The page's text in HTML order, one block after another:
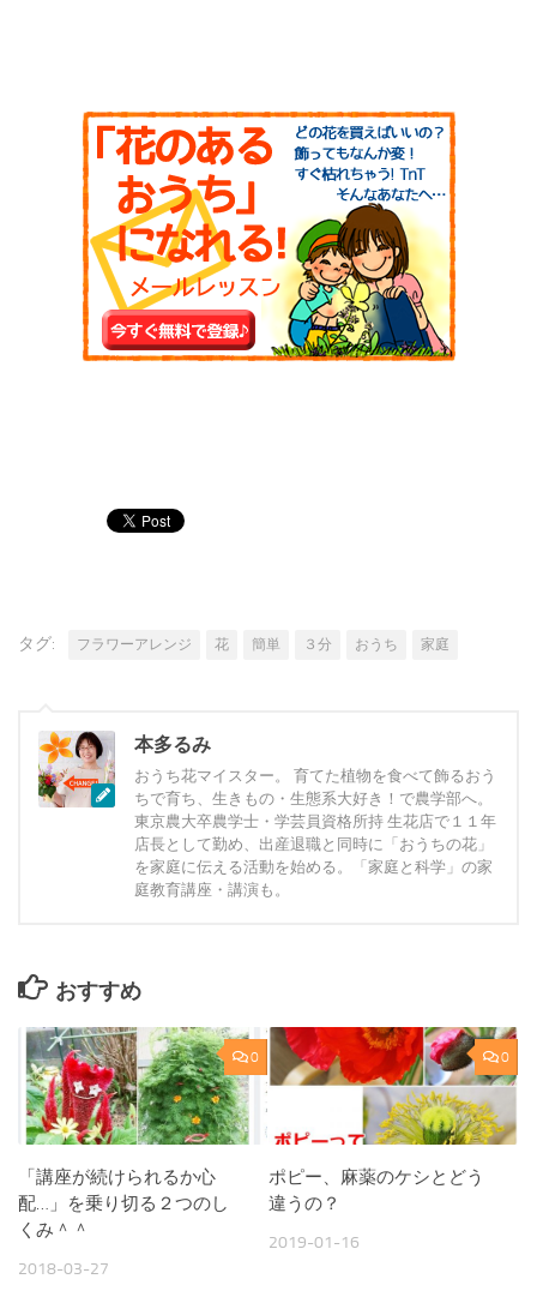
タグ: フラワーアレンジ 花 簡単 ３分 おうち 家庭
本多るみ
おうち花マイスター。 育てた植物を食べて飾るおう
ちで育ち、生きもの・生態系大好き！で農学部へ。
東京農大卒農学士・学芸員資格所持 生花店で１１年
店長として勤め、出産退職と同時に「おうちの花」
を家庭に伝える活動を始める。「家庭と科学」の家
庭教育講座・講演も。
おすすめ
0
「講座が続けられるか心
配…」を乗り切る２つのし
くみ＾＾
2018-03-27
0
ポピー、麻薬のケシとどう
違うの？
2019-01-16